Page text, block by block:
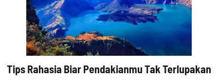
Tips Rahasia Biar Pendakianmu Tak Terlupakan